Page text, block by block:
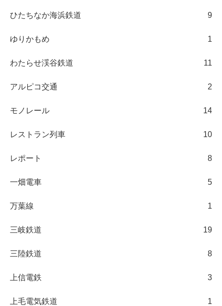
ひたちなか海浜鉄道 9
ゆりかもめ 1
わたらせ渓谷鉄道 11
アルピコ交通 2
モノレール 14
レストラン列車 10
レポート 8
一畑電車 5
万葉線 1
三岐鉄道 19
三陸鉄道 8
上信電鉄 3
上毛電気鉄道 1